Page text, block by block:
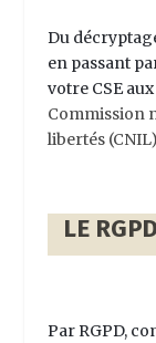
Du
en passant
votre CSE
Commission
libertés (CNIL)
LE
Par RGPD,